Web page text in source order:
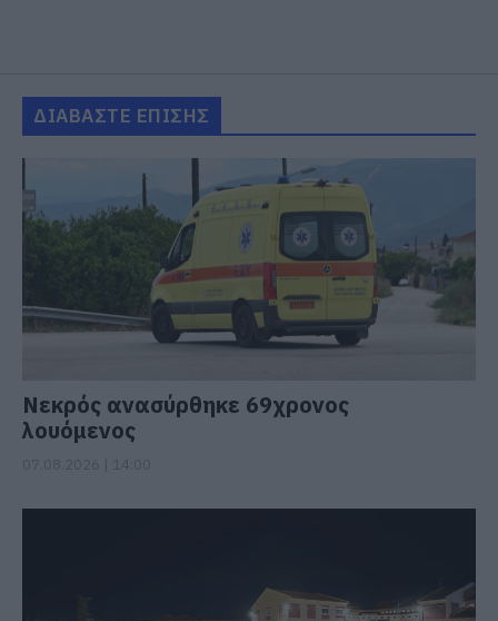
ΔΙΑΒΑΣΤΕ ΕΠΙΣΗΣ
Νεκρός ανασύρθηκε 69χρονος
λουόμενος